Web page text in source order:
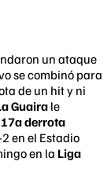
un ataque
se combinó para
de un hit y ni
Guaira le
17a derrota
en el Estadio
en la Liga